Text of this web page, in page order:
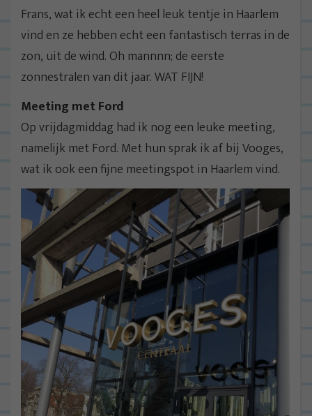
Frans, wat ik echt een heel leuk tentje in Haarlem
vind en ze hebben echt een fantastisch terras in de
zon, uit de wind. Oh mannnn; de eerste
zonnestralen van dit jaar. WAT FIJN!
Meeting met Ford
Op vrijdagmiddag had ik nog een leuke meeting,
namelijk met Ford. Met hun sprak ik af bij Vooges,
wat ik ook een fijne meetingspot in Haarlem vind.